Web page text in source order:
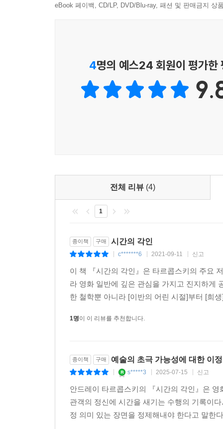
관객은 ‘목격자’에 가깝다고 한다.
영화의 의미가 있다”고 강조한다.
어떤 영화감독이든 자신의 영화를 화려하게 꾸
예술 사조에 빠져 “장면을 아름답게, 효과적으로,
이 책은 정확히 30년 전인 1991년 《봉인된
번역본을 중역한 탓에 번역에 크고 작은 문제가
원전을 직접 번역함으로써 타르콥스키의 문체
예를 들어 ‘역원근법Reverse Perspective’을 《
단순하게 번역한 것도 마찬가지다. 《봉인된 시간
라승도에 따르면, 이러한 번역은 “개념 사용의 일
특히 이 책의 제목이 바뀐 것에 주목할 필요가
순간이 포착된다고 주장한다. 이런 의미에서 이 책
eBook 페이백, CD/LP, DVD/Blu-ray, 패션 및 판매금지 상
4명의 예스24 회원이 평가한
전체 리뷰 (4)
1
종이책 구매 시간의 각인
c*******6 2021-09-11 신고
이 책 『시간의 각인』은 타르콥스키의 주요
라 영화 일반에 깊은 관심을 가지고 진지하게
한 철학뿐 아니라 [이반의 어린 시절]부터 [희
1명이 이 리뷰를 추천합니다.
종이책 구매 예술의 초극 가능성에 대한 이
s*****3 2025-07-15 신고
안드레이 타르콥스키의 『시간의 각인』은
관객의 정신에 시간을 새기는 수행의 기록이
정 의미 있는 장면을 정제해내야 한다고 말한